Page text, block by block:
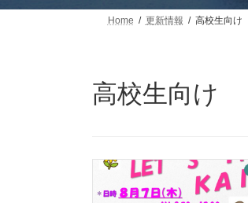
Home 更新情報 高校生向け
高校生向け